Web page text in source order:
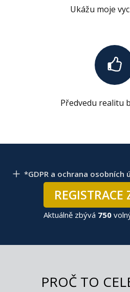
Ukážu moje
Předvedu realitu
*GDPR a ochrana osobních
Aktuálně zbývá 750
PROČ TO